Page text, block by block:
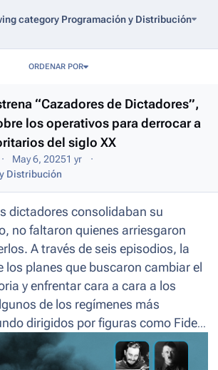
category Programación y Distribución
ORDENAR POR
“Cazadores de Dictadores”,
los operativos para derrocar a
del siglo XX
May 6, 20251 yr
Distribución
dictadores consolidaban su
no faltaron quienes arriesgaron
A través de seis episodios, la
los planes que buscaron cambiar el
y enfrentar cara a cara a los
de los regímenes más
dirigidos por figuras como Fidel
Joseph Stalin, Kim Il Sung, Rafael
Hussein.